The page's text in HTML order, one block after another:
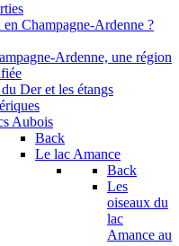
Champagne-Ardenne ?
Ardenne, une région
Der et les étangs
Aubois
Back
Le lac Amance
Back
Les
oiseaux du
lac
Amance au